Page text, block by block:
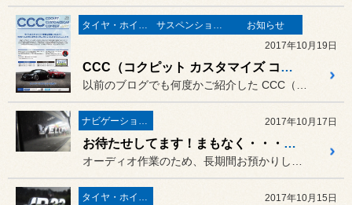
お知らせ
2017年10月19日
CCC（コクピット カスタマイズ コンテスト）結果発表！
2017年10月17日
お待たせしてます！まもなく・・・・・
2017年10月15日